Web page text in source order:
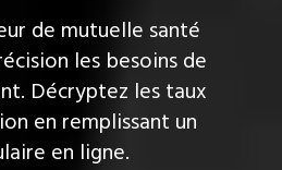
de mutuelle santé
les besoins de
Décryptez les taux
en remplissant un
en ligne.